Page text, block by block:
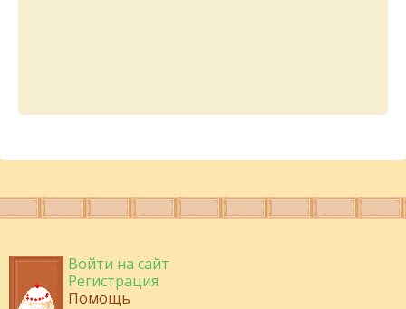
Войти на сайт
Регистрация
Помощь